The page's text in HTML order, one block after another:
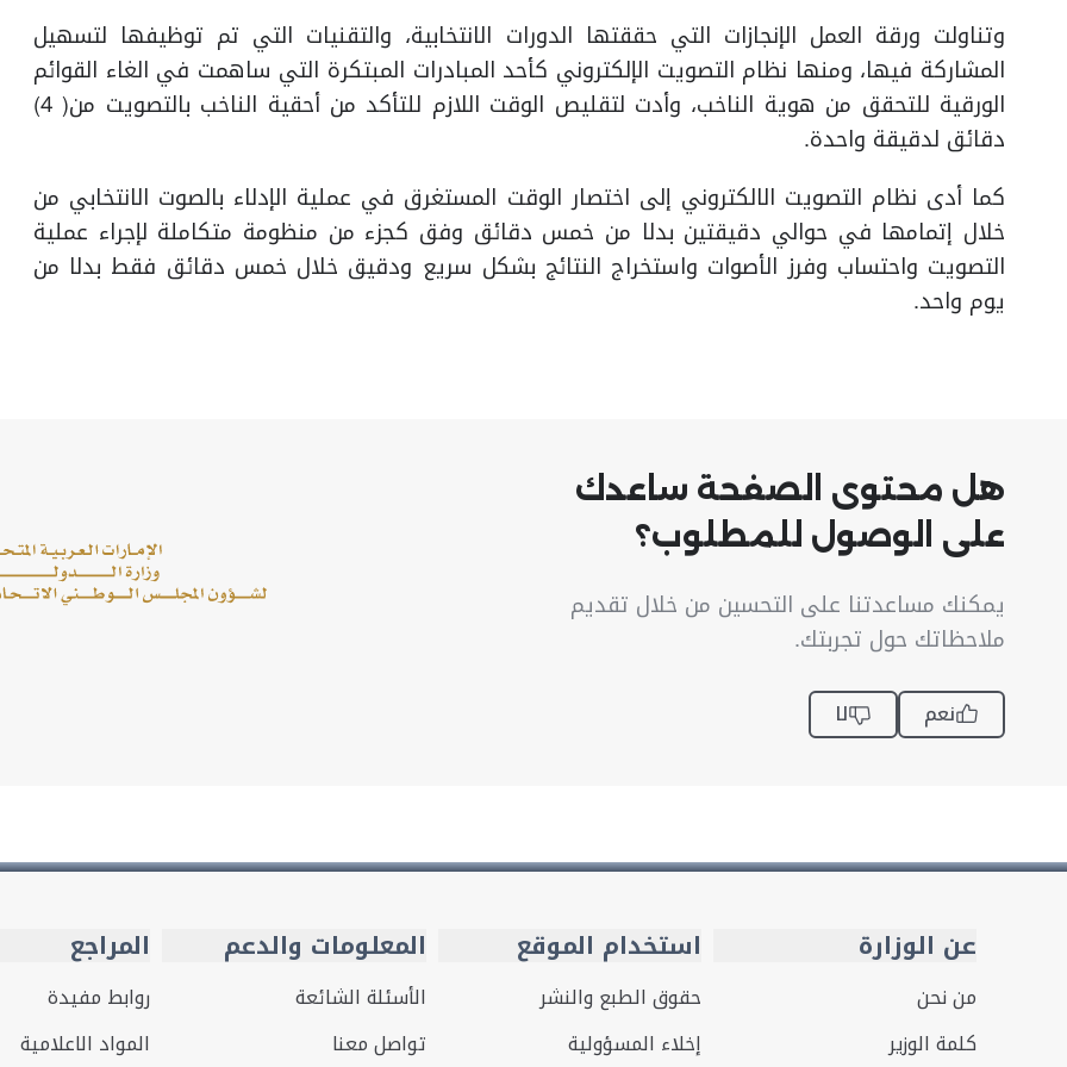
وتناولت ورقة العمل الإنجازات التي حققتها الدورات الانتخابية، والتقنيات التي تم توظيفها لتسهيل
المشاركة فيها، ومنها نظام التصويت الإلكتروني كأحد المبادرات المبتكرة التي ساهمت في الغاء القوائم
الورقية للتحقق من هوية الناخب، وأدت لتقليص الوقت اللازم للتأكد من أحقية الناخب بالتصويت من( 4)
دقائق لدقيقة واحدة.
كما أدى نظام التصويت الالكتروني إلى اختصار الوقت المستغرق في عملية الإدلاء بالصوت الانتخابي من
خلال إتمامها في حوالي دقيقتين بدلا من خمس دقائق وفق كجزء من منظومة متكاملة لإجراء عملية
التصويت واحتساب وفرز الأصوات واستخراج النتائج بشكل سريع ودقيق خلال خمس دقائق فقط بدلا من
يوم واحد.
هل محتوى الصفحة ساعدك
على الوصول للمطلوب؟
يمكنك مساعدتنا على التحسين من خلال تقديم
ملاحظاتك حول تجربتك.
نعم لا
عن الوزارة
من نحن
كلمة الوزير
استخدام الموقع
حقوق الطبع والنشر
إخلاء المسؤولية
المعلومات والدعم
الأسئلة الشائعة
تواصل معنا
المراجع
روابط مفيدة
المواد الاعلامية